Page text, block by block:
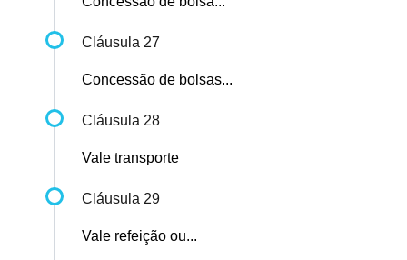
Cláusula 27
Concessão de bolsas...
Cláusula 28
Vale transporte
Cláusula 29
Vale refeição ou...